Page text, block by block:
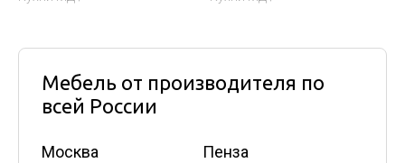
Мебель от производителя по
всей России
Москва
Пенза